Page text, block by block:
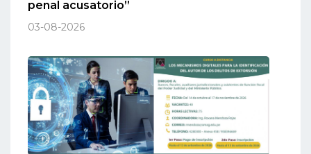
penal acusatorio”
03-08-2026